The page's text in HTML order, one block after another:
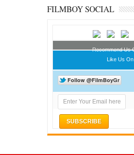
FILMBOY SOCIAL
Recommend Us
Like Us